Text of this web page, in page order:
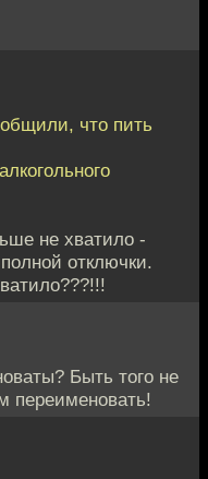
что пить
не хватило -
отключки.
Быть того не
переименовать!